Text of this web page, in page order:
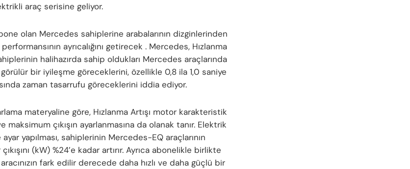
araç serisine geliyor.
olan Mercedes sahiplerine arabalarının dizginlerinden
ayrıcalığını getirecek . Mercedes, Hızlanma
halihazırda sahip oldukları Mercedes araçlarında
görülür bir iyileşme göreceklerini, özellikle 0,8 ila 1,0 saniye
zaman tasarrufu göreceklerini iddia ediyor.
materyaline göre, Hızlanma Artışı motor karakteristik
maksimum çıkışın ayarlanmasına da olanak tanır. Elektrik
yapılması, sahiplerinin Mercedes-EQ araçlarının
(kW) %24’e kadar artırır. Ayrıca abonelikle birlikte
fark edilir derecede daha hızlı ve daha güçlü bir